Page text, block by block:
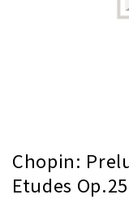
Chopin:
Etudes